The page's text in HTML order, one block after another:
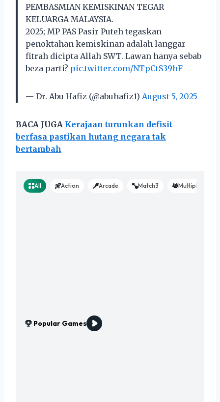
PEMBASMIAN KEMISKINAN TEGAR
KELUARGA MALAYSIA.
2025; MP PAS Pasir Puteh tegaskan
penoktahan kemiskinan adalah langgar
fitrah dicipta Allah SWT. Lawan hanya sebab
beza parti? pic.twitter.com/NTpCtS39hF
— Dr. Abu Hafiz (@abuhafiz1) August 5, 2025
BACA JUGA Kerajaan turunkan defisit
berfasa pastikan hutang negara tak
bertambah